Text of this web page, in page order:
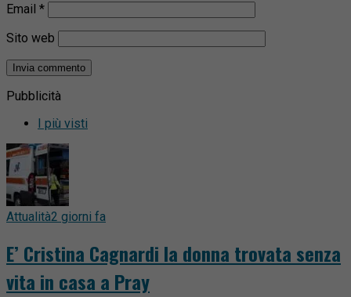
Email *
Sito web
Pubblicità
I più visti
Attualità2 giorni fa
E’ Cristina Cagnardi la donna trovata senza
vita in casa a Pray